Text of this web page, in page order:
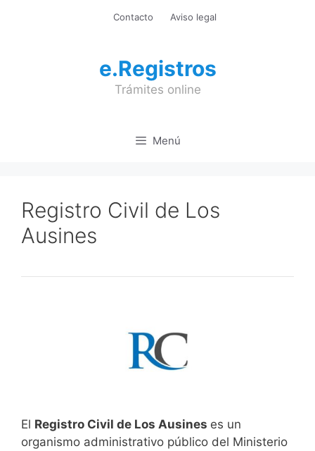
Contacto Aviso legal
e.Registros
Trámites online
Menú
Registro Civil de Los
Ausines
El Registro Civil de Los Ausines es un
organismo administrativo público del Ministerio